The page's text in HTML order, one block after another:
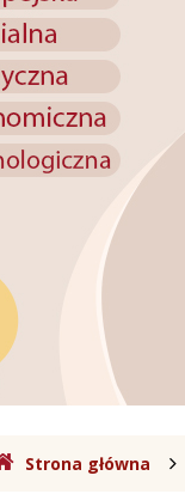
Strona główna